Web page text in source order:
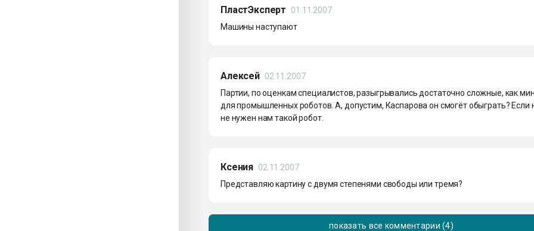
ПластЭксперт
01.11.2007
Машины наступают
Алексей 02.11.2007
Партии, по оценкам специалистов, разыгрывались достаточно сложные, как
для промышленных роботов. А, допустим, Каспарова он смогёт обыграть? Если
не нужен нам такой робот.
Ксения 02.11.2007
Представляю картину с двумя степенями свободы или тремя?
показать все комментарии (4)